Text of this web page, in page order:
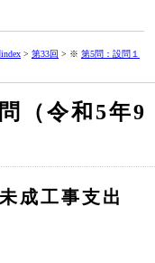
> 第33回 > ※ 第5問：設問１
（令和5年9
成工事支出